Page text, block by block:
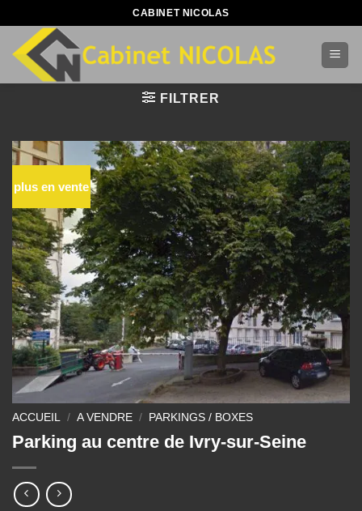
au
contenu
CABINET NICOLAS
FILTRER
plus en vente
ACCUEIL / A VENDRE / PARKINGS / BOXES
Parking au centre de Ivry-sur-Seine